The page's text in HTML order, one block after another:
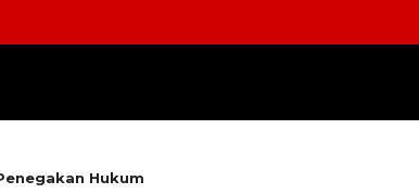
Hukum